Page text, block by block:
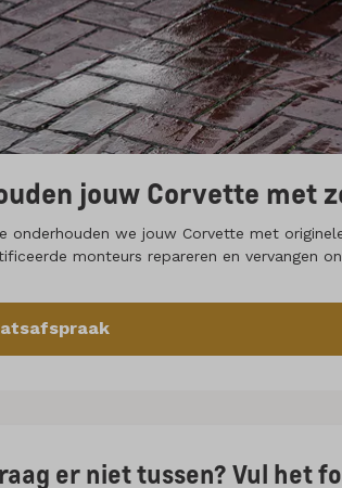
jouw Corvette met
onderhouden we jouw Corvette met
monteurs repareren en vervangen
er niet tussen? Vul het